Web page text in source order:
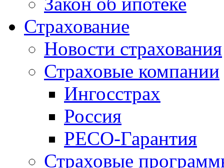
Страхование
Новости страхования
Страховые компании
Ингосстрах
Россия
РЕСО-Гарантия
Страховые